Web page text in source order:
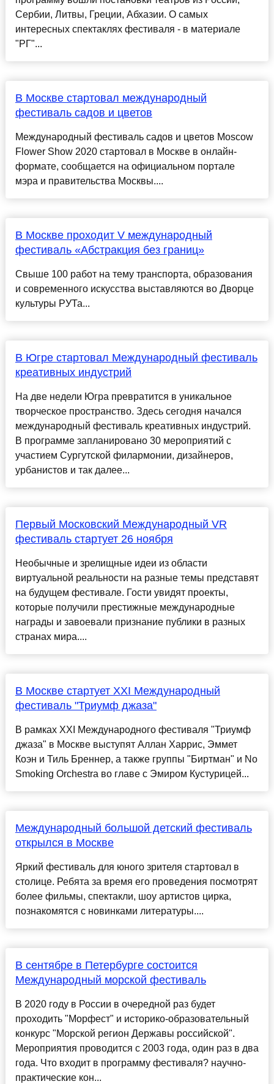
Сербии, Литвы, Греции, Абхазии. О самых
интересных спектаклях фестиваля - в материале
"РГ"...
В Москве стартовал международный
фестиваль садов и цветов
Международный фестиваль садов и цветов Moscow
Flower Show 2020 стартовал в Москве в онлайн-
формате, сообщается на официальном портале
мэра и правительства Москвы....
В Москве проходит V международный
фестиваль «Абстракция без границ»
Свыше 100 работ на тему транспорта, образования
и современного искусства выставляются во Дворце
культуры РУТа...
В Югре стартовал Международный фестиваль
креативных индустрий
На две недели Югра превратится в уникальное
творческое пространство. Здесь сегодня начался
международный фестиваль креативных индустрий.
В программе запланировано 30 мероприятий с
участием Сургутской филармонии, дизайнеров,
урбанистов и так далее...
Первый Московский Международный VR
фестиваль стартует 26 ноября
Необычные и зрелищные идеи из области
виртуальной реальности на разные темы представят
на будущем фестивале. Гости увидят проекты,
которые получили престижные международные
награды и завоевали признание публики в разных
странах мира....
В Москве стартует XXI Международный
фестиваль "Триумф джаза"
В рамках XXI Международного фестиваля "Триумф
джаза" в Москве выступят Аллан Харрис, Эммет
Коэн и Тиль Бреннер, а также группы "Биртман" и No
Smoking Orchestra во главе с Эмиром Кустурицей...
Международный большой детский фестиваль
открылся в Москве
Яркий фестиваль для юного зрителя стартовал в
столице. Ребята за время его проведения посмотрят
более фильмы, спектакли, шоу артистов цирка,
познакомятся с новинками литературы....
В сентябре в Петербурге состоится
Международный морской фестиваль
В 2020 году в России в очередной раз будет
проходить "Морфест" и историко-образовательный
конкурс "Морской регион Державы российской".
Мероприятия проводится с 2003 года, один раз в два
года. Что входит в программу фестиваля? научно-
практические кон...